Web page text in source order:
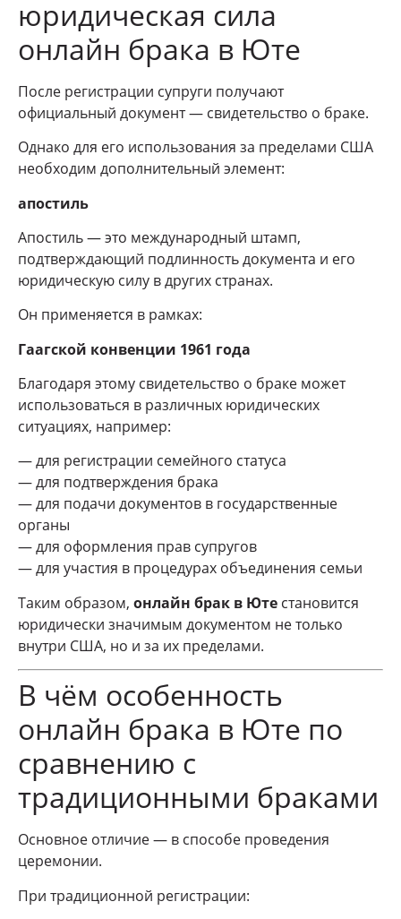
юридическая сила
онлайн брака в Юте
После регистрации супруги получают
официальный документ — свидетельство о браке.
Однако для его использования за пределами США
необходим дополнительный элемент:
апостиль
Апостиль — это международный штамп,
подтверждающий подлинность документа и его
юридическую силу в других странах.
Он применяется в рамках:
Гаагской конвенции 1961 года
Благодаря этому свидетельство о браке может
использоваться в различных юридических
ситуациях, например:
— для регистрации семейного статуса
— для подтверждения брака
— для подачи документов в государственные
органы
— для оформления прав супругов
— для участия в процедурах объединения семьи
Таким образом, онлайн брак в Юте становится
юридически значимым документом не только
внутри США, но и за их пределами.
В чём особенность
онлайн брака в Юте по
сравнению с
традиционными браками
Основное отличие — в способе проведения
церемонии.
При традиционной регистрации: